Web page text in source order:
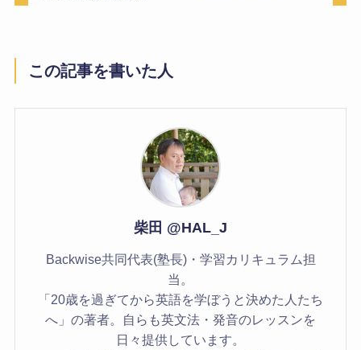
この記事を書いた人
柴田 @HAL_J
Backwise共同代表(塾長)・学習カリキュラム担
当。
「20歳を過ぎてから英語を学ぼうと決めた人たち
へ」の著者。自らも英文法・発音のレッスンを
日々提供しています。